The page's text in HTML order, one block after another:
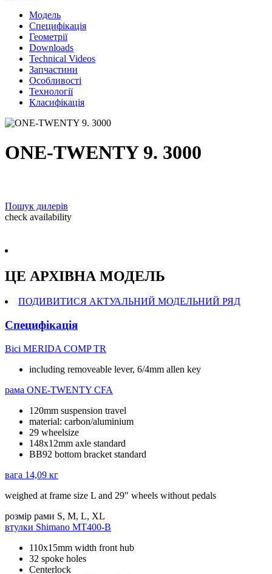
Модель
Специфікація
Геометрії
Downloads
Technical Videos
Запчастини
Особливості
Технології
Класифікація
ONE-TWENTY 9. 3000
Пошук дилерів
check availability
ЦЕ АРХIВНА МОДЕЛЬ
ПОДИВИТИСЯ АКТУАЛЬНИЙ МОДЕЛЬНИЙ РЯД
Специфікація
Вісі MERIDA COMP TR
including removeable lever, 6/4mm allen key
рама ONE-TWENTY CFA
120mm suspension travel
material: carbon/aluminium
29 wheelsize
148x12mm axle standard
BB92 bottom bracket standard
вага 14,09 кг
weighed at frame size L and 29" wheels without pedals
розмір рами S, M, L, XL
втулки Shimano MT400-B
110x15mm width front hub
32 spoke holes
Centerlock